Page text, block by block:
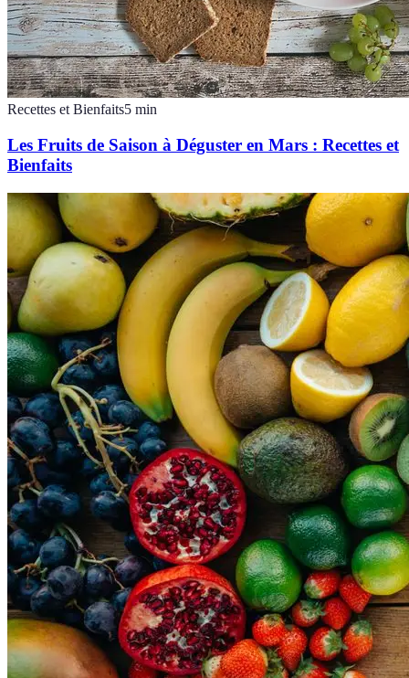
Recettes et Bienfaits5 min
Les Fruits de Saison à Déguster en Mars : Recettes et
Bienfaits